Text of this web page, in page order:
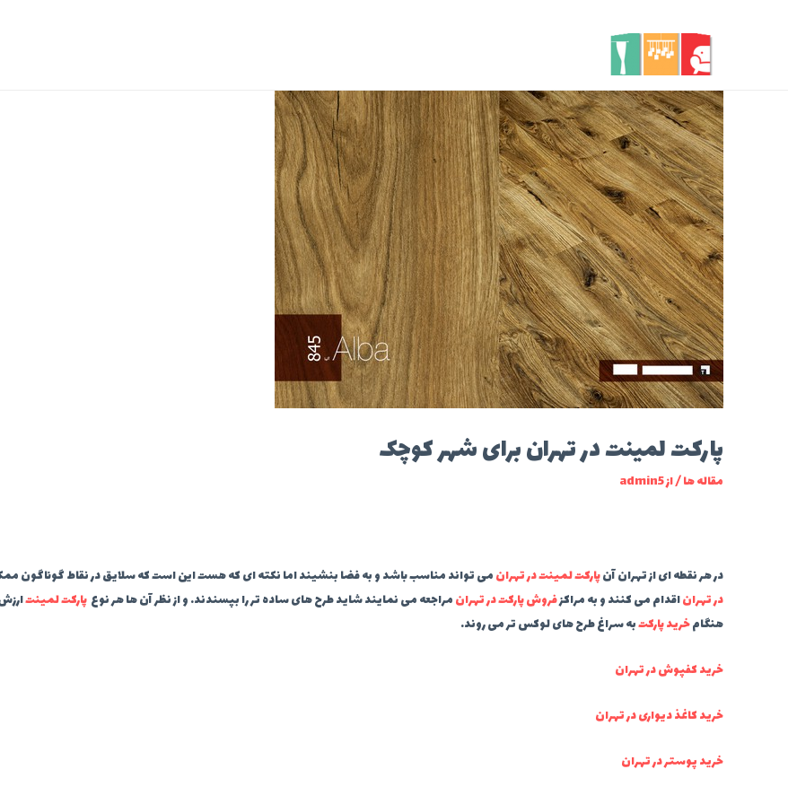
پارکت لمینت در تهران برای شهر کوچک
مقاله ها/ ازadmin5
در هر نقطه ای از تهران آنپارکت لمینت در تهرانمی تواند مناسب باشد و به فضا بنشیند اما نکته ای که هست این است که سلایق در نقاط گوناگون
در تهراناقدام می کنند و به مراکزفروش پارکت در تهرانمراجعه می نمایند شاید طرح های ساده تر را بپسندند. و از نظر آن ها هر نوع پارکت لمینت
هنگامخرید پارکتبه سراغ طرح های لوکس تر می روند.
خرید کفپوش در تهران
خرید کاغذ دیواری در تهران
خرید پوستر در تهران